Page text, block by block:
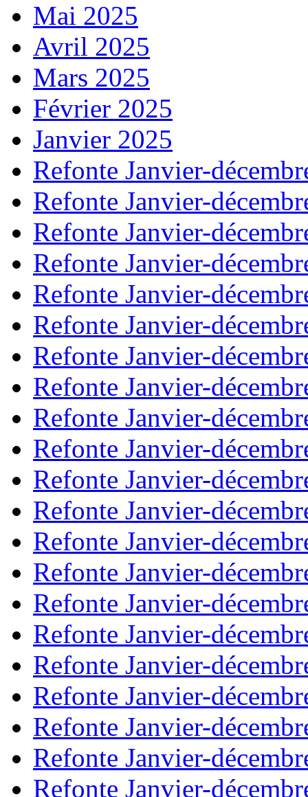
Mai 2025
Avril 2025
Mars 2025
Février 2025
Janvier 2025
Refonte Janvier-
Refonte Janvier-
Refonte Janvier-
Refonte Janvier-
Refonte Janvier-
Refonte Janvier-
Refonte Janvier-
Refonte Janvier-
Refonte Janvier-
Refonte Janvier-
Refonte Janvier-
Refonte Janvier-
Refonte Janvier-
Refonte Janvier-
Refonte Janvier-
Refonte Janvier-
Refonte Janvier-
Refonte Janvier-
Refonte Janvier-
Refonte Janvier-
Refonte Janvier-